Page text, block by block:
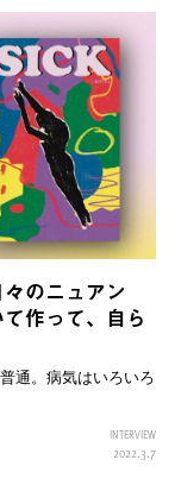
のニュアン
作って、自ら
通。病気はいろいろ
INTERVIEW
2022.3.7